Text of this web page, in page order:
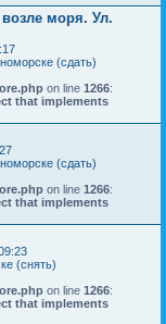
моря. Ул.
(сдать)
on line 1266:
that implements
(сдать)
on line 1266:
that implements
(снять)
on line 1266:
that implements